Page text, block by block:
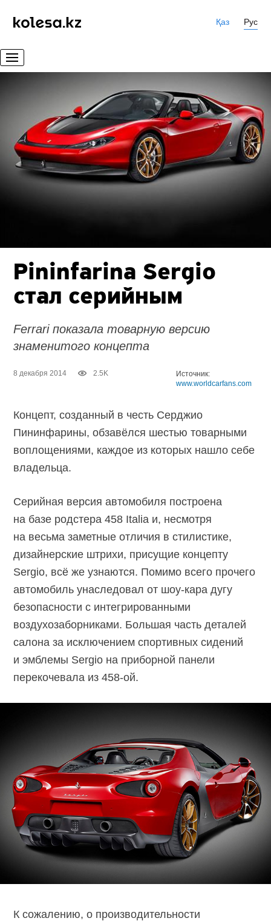
Қаз Рус
Pininfarina Sergio
стал серийным
Ferrari показала товарную версию
знаменитого концепта
8 декабря 2014 2.5K
Источник:
www.worldcarfans.com
Концепт, созданный в честь Серджио
Пининфарины, обзавёлся шестью товарными
воплощениями, каждое из которых нашло себе
владельца.
Серийная версия автомобиля построена
на базе родстера 458 Italia и, несмотря
на весьма заметные отличия в стилистике,
дизайнерские штрихи, присущие концепту
Sergio, всё же узнаются. Помимо всего прочего
автомобиль унаследовал от шоу-кара дугу
безопасности с интегрированными
воздухозаборниками. Большая часть деталей
салона за исключением спортивных сидений
и эмблемы Sergio на приборной панели
перекочевала из 458-ой.
К сожалению, о производительности